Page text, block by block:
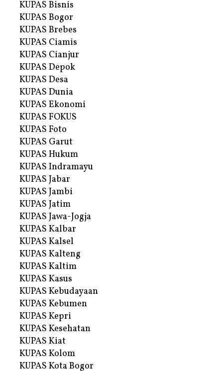
KUPAS Bisnis
KUPAS Bogor
KUPAS Brebes
KUPAS Ciamis
KUPAS Cianjur
KUPAS Depok
KUPAS Desa
KUPAS Dunia
KUPAS Ekonomi
KUPAS FOKUS
KUPAS Foto
KUPAS Garut
KUPAS Hukum
KUPAS Indramayu
KUPAS Jabar
KUPAS Jambi
KUPAS Jatim
KUPAS Jawa-Jogja
KUPAS Kalbar
KUPAS Kalsel
KUPAS Kalteng
KUPAS Kaltim
KUPAS Kasus
KUPAS Kebudayaan
KUPAS Kebumen
KUPAS Kepri
KUPAS Kesehatan
KUPAS Kiat
KUPAS Kolom
KUPAS Kota Bogor